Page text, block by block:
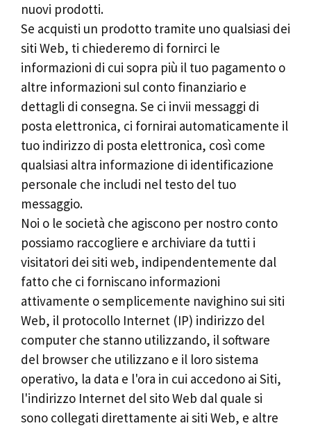
nuovi prodotti.
Se acquisti un prodotto tramite uno qualsiasi dei
siti Web, ti chiederemo di fornirci le
informazioni di cui sopra più il tuo pagamento o
altre informazioni sul conto finanziario e
dettagli di consegna. Se ci invii messaggi di
posta elettronica, ci fornirai automaticamente il
tuo indirizzo di posta elettronica, così come
qualsiasi altra informazione di identificazione
personale che includi nel testo del tuo
messaggio.
Noi o le società che agiscono per nostro conto
possiamo raccogliere e archiviare da tutti i
visitatori dei siti web, indipendentemente dal
fatto che ci forniscano informazioni
attivamente o semplicemente navighino sui siti
Web, il protocollo Internet (IP) indirizzo del
computer che stanno utilizzando, il software
del browser che utilizzano e il loro sistema
operativo, la data e l'ora in cui accedono ai Siti,
l'indirizzo Internet del sito Web dal quale si
sono collegati direttamente ai siti Web, e altre